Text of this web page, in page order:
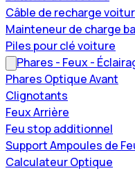
Câble de recharge
Mainteneur de charge
Piles pour clé voiture
Phares - Feux -
Phares Optique Avant
Clignotants
Feux Arrière
Feu stop additionnel
Support Ampoules de
Calculateur Optique